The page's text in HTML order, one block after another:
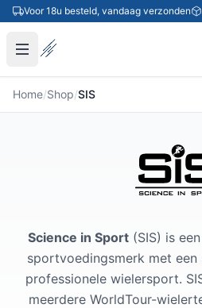
Ga naar inhoud
Voor 18u besteld, vandaag verzonden
Home/Shop/SIS
SIS
Science in Sport(SIS) is
sportvoedingsmerk met
professionele wielersport.
meerdere WorldTour-